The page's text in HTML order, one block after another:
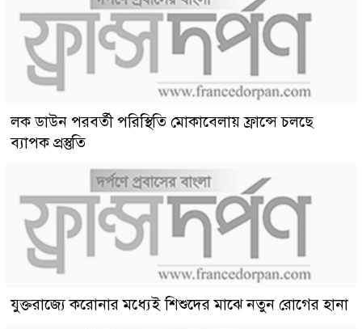
লক ডাউন পরবর্তী পরিস্থিতি মোকাবেলায় ফ্রান্সে চলছে
ব্যাপক প্রস্তুতি
যুক্তরাজ্যে করোনার মধ্যেই শিশুদের মাঝে নতুন রোগের হানা